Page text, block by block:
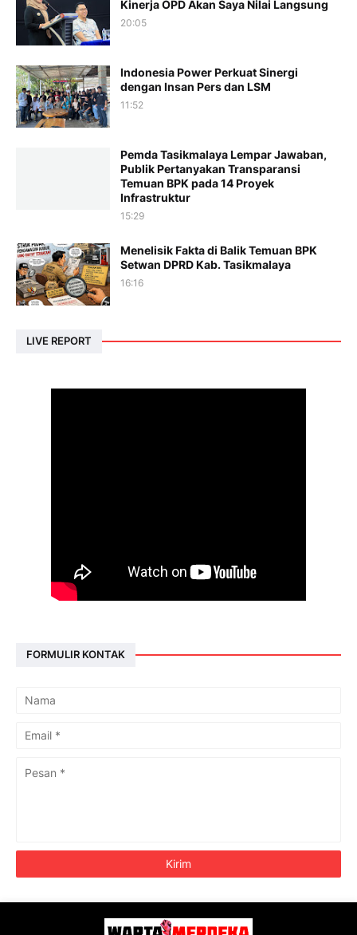
Kinerja OPD Akan Saya Nilai Langsung
20:05
Indonesia Power Perkuat Sinergi
dengan Insan Pers dan LSM
11:52
Pemda Tasikmalaya Lempar Jawaban,
Publik Pertanyakan Transparansi
Temuan BPK pada 14 Proyek
Infrastruktur
15:29
Menelisik Fakta di Balik Temuan BPK
Setwan DPRD Kab. Tasikmalaya
16:16
LIVE REPORT
FORMULIR KONTAK